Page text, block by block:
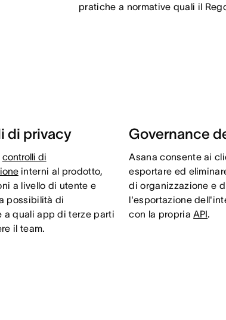
pratiche a normative quali il
di privacy
controlli di
interni al prodotto,
a livello di utente e
possibilità di
a quali app di terze parti
il team.
Governance
Asana consente ai
esportare ed
di organizzazione e
l'esportazione
con la propriaAPI.